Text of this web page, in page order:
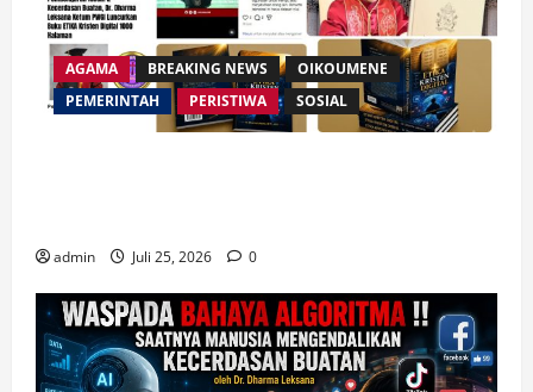
AGAMA BREAKING NEWS
OIKOUMENE
PEMERINTAH
PERISTIWA SOSIAL
admin Juli 25, 2026 0